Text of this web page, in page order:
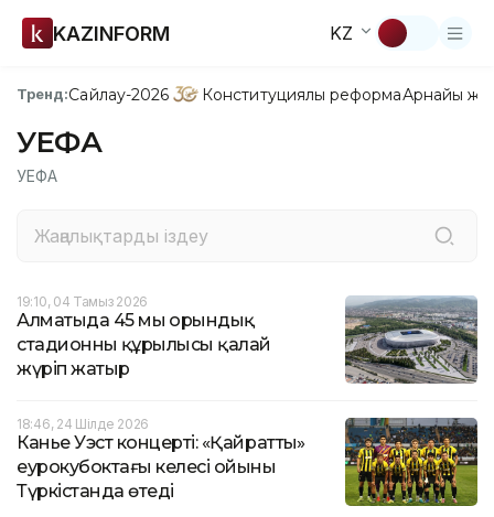
KAZINFORM KZ
Тренд:Сайлау-2026 Конституциялық реформаАрнайы
УЕФА
УЕФА
19:10, 04 Тамыз 2026
Алматыда 45 мың орындық
стадионның құрылысы қалай
жүріп жатыр
18:46, 24 Шілде 2026
Канье Уэст концерті: «Қайраттың»
еурокубоктағы келесі ойыны
Түркістанда өтеді